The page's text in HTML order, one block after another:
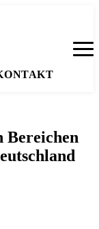
Bereichen